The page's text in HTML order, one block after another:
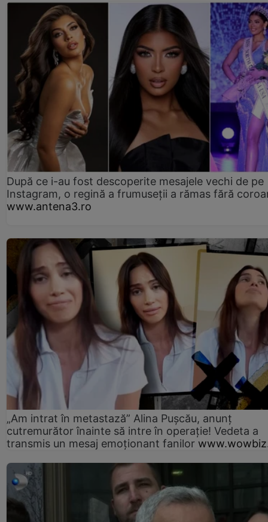
După ce i-au fost descoperite mesajele vechi de pe
Instagram, o regină a frumuseții a rămas fără
www.antena3.ro
„Am intrat în metastază” Alina Pușcău, anunț
cutremurător înainte să intre în operație! Vedeta a
transmis un mesaj emoționant fanilor